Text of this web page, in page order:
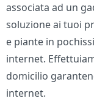
associata ad un
soluzione ai tuoi
e piante in
internet.
domicilio
internet.